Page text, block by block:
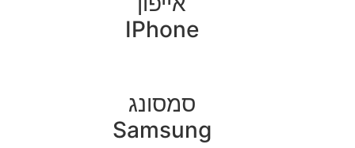
IPhone
סמסונג
Samsung